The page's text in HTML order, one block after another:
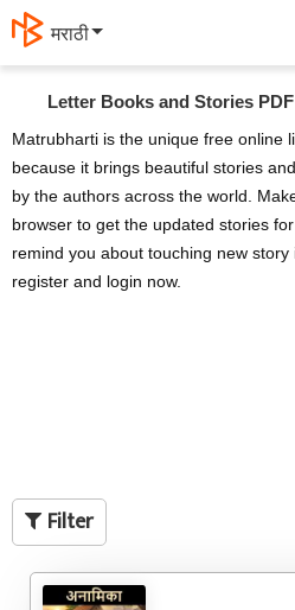
मराठी
Letter Books and Stories
Matrubharti is the unique free online
because it brings beautiful stories
by the authors across the world.
browser to get the updated stories
remind you about touching new
register and login now.
Filter